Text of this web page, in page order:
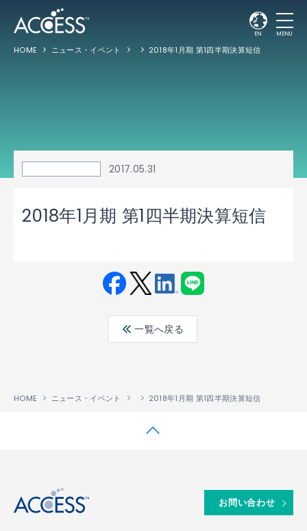
EN MENU
HOME ニュース・イベント 2018年1月期 第1四半期決算短信
2017.05.31
2018年1月期 第1四半期決算短信
ebo ter
edin
一覧へ戻る
HOME ニュース・イベント 2018年1月期 第1四半期決算短信
お問い合わせ